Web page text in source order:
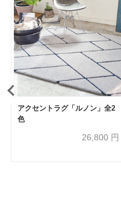
アクセントラグ「ルノン」全2
色
26,800 円